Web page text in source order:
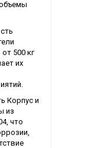
500 кг
их
Корпус и
из
что